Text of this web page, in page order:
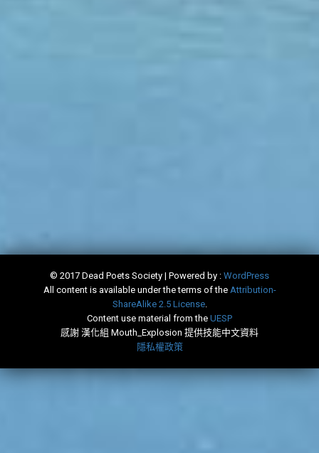
© 2017 Dead Poets Society | Powered by : WordPress
All content is available under the terms of the ​Attribution-
ShareAlike 2.5 License.
Content use material from the ​UESP
感謝 漢化組 Mouth_Explosion 提供技能中文資料
隱私權政策